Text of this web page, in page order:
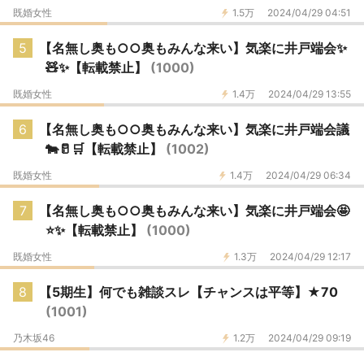
1.5万 2024/04/29 04:51
既婚女性
5
【名無し奥も○○奥もみんな来い】気楽に井戸端会✨
🧸✨【転載禁止】 (1000)
1.4万 2024/04/29 13:55
既婚女性
6
【名無し奥も○○奥もみんな来い】気楽に井戸端会議
🐄🥛🛒【転載禁止】 (1002)
1.4万 2024/04/29 06:34
既婚女性
7
【名無し奥も○○奥もみんな来い】気楽に井戸端会🤩
⭐️✨【転載禁止】 (1000)
1.3万 2024/04/29 12:17
既婚女性
8
【5期生】何でも雑談スレ【チャンスは平等】★70
(1001)
1.2万 2024/04/29 09:19
乃木坂46